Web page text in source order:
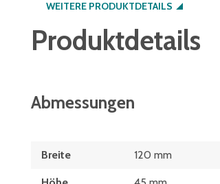
WEITERE PRODUKTDETAILS
Produktdetails
Abmessungen
Breite 120 mm